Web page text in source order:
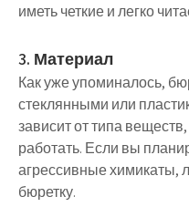
иметь четкие и легко
3. Материал
Как уже упоминалось,
стеклянными или
зависит от типа
работать. Если вы
агрессивные химикаты,
бюретку.